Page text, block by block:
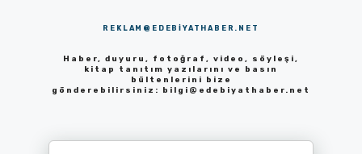
REKLAM@EDEBIYATHABER.NET
Haber, duyuru, fotoğraf, video, söyleşi,
kitap tanıtım yazılarını ve basın
bültenlerini bize
gönderebilirsiniz: bilgi@edebiyathaber.net